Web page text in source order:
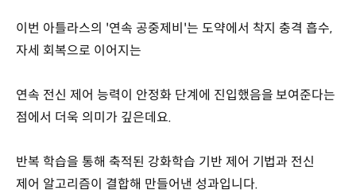
이번 아틀라스의 '연속 공중제비'는 도약에서 착지 충격 흡수,
자세 회복으로 이어지는
연속 전신 제어 능력이 안정화 단계에 진입했음을 보여준다는
점에서 더욱 의미가 깊은데요.
반복 학습을 통해 축적된 강화학습 기반 제어 기법과 전신
제어 알고리즘이 결합해 만들어낸 성과입니다.